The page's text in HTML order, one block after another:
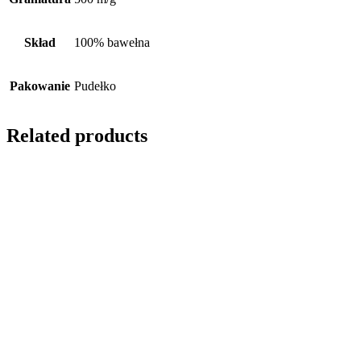
Skład 100% bawełna
Pakowanie Pudełko
Related products